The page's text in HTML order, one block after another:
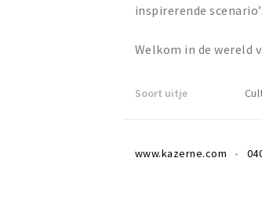
inspirerende
Welkom in de wereld
Soort uitje
www.kazerne.com